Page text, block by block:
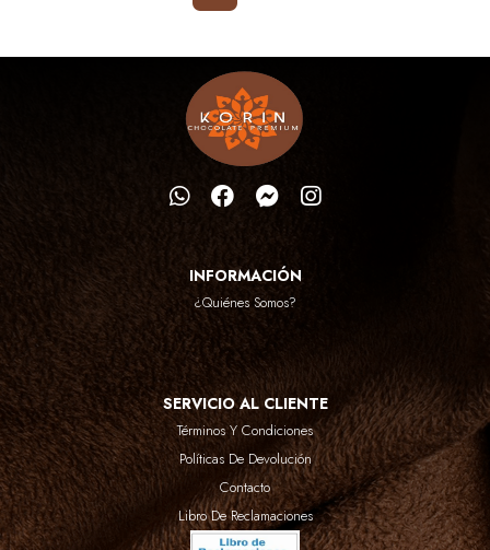
INFORMACIÓN
¿quiénes Somos?
SERVICIO AL CLIENTE
Términos Y Condiciones
Políticas De Devolución
Contacto
Libro De Reclamaciones